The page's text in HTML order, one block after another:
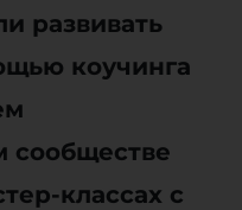
развивать
коучинга
сообществе
классах с